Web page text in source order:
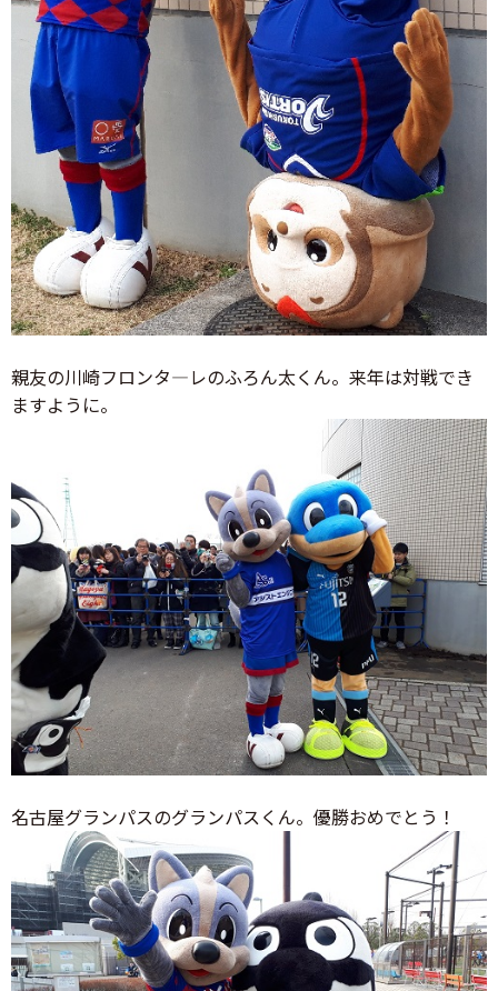
親友の川崎フロンタ―レのふろん太くん。来年は対戦でき
ますように。
名古屋グランパスのグランパスくん。優勝おめでとう！